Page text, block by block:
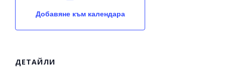
Добавяне към календара
ДЕТАЙЛИ